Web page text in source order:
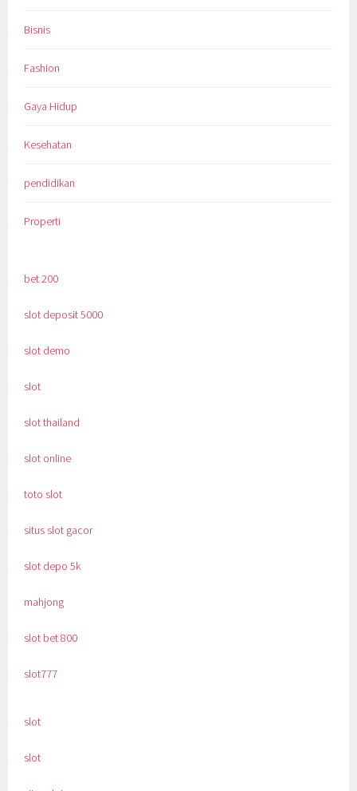
Bisnis
Fashion
Gaya Hidup
Kesehatan
pendidikan
Properti
bet 200
slot deposit 5000
slot demo
slot
slot thailand
slot online
toto slot
situs slot gacor
slot depo 5k
mahjong
slot bet 800
slot777
slot
slot